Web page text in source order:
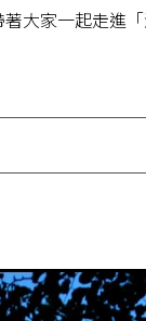
大家一起走進